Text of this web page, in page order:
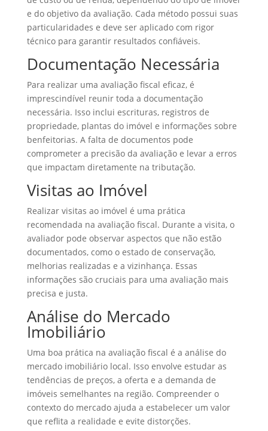
e do objetivo da avaliação. Cada método possui suas
particularidades e deve ser aplicado com rigor
técnico para garantir resultados confiáveis.
Documentação Necessária
Para realizar uma avaliação fiscal eficaz, é
imprescindível reunir toda a documentação
necessária. Isso inclui escrituras, registros de
propriedade, plantas do imóvel e informações sobre
benfeitorias. A falta de documentos pode
comprometer a precisão da avaliação e levar a erros
que impactam diretamente na tributação.
Visitas ao Imóvel
Realizar visitas ao imóvel é uma prática
recomendada na avaliação fiscal. Durante a visita, o
avaliador pode observar aspectos que não estão
documentados, como o estado de conservação,
melhorias realizadas e a vizinhança. Essas
informações são cruciais para uma avaliação mais
precisa e justa.
Análise do Mercado
Imobiliário
Uma boa prática na avaliação fiscal é a análise do
mercado imobiliário local. Isso envolve estudar as
tendências de preços, a oferta e a demanda de
imóveis semelhantes na região. Compreender o
contexto do mercado ajuda a estabelecer um valor
que reflita a realidade e evite distorções.